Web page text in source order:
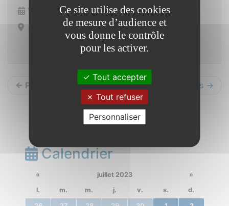
Vendredi 6 octobre 2023 de 10h00 à 12h00
← Précédents Suivants →
Calendrier
« juillet 2023
»
l.
m. m. j. v. s. d.
Ce site utilise des cookies
de mesure d’audience et
vous donne le contrôle
pour les activer.
Tout accepter
Tout refuser
Personnaliser